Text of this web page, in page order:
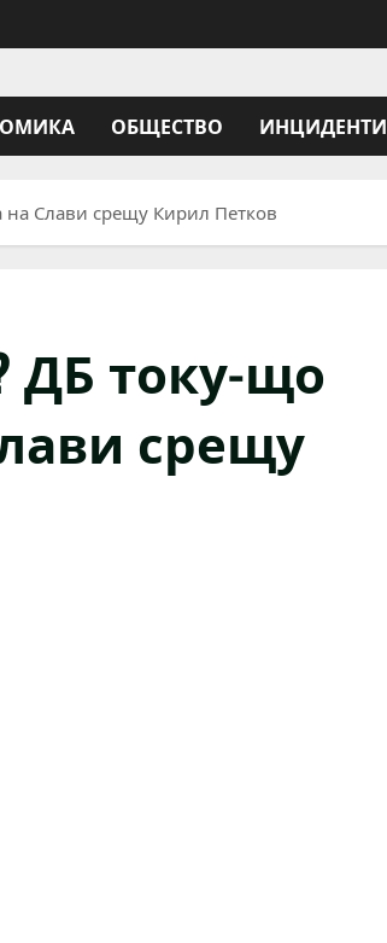
ОБЩЕСТВО ИНЦИДЕНТИ
на Слави срещу Кирил Петков
ДБ току-що
срещу